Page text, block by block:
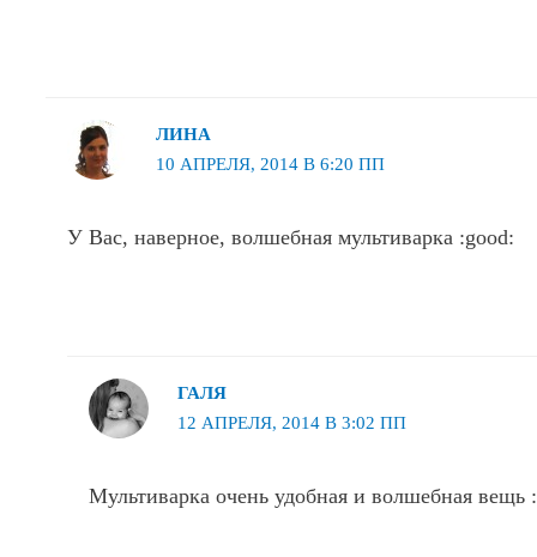
ЛИНА
10 АПРЕЛЯ, 2014 В 6:20 ПП
У Вас, наверное, волшебная мультиварка :good:
ГАЛЯ
12 АПРЕЛЯ, 2014 В 3:02 ПП
Мультиварка очень удобная и волшебная вещь